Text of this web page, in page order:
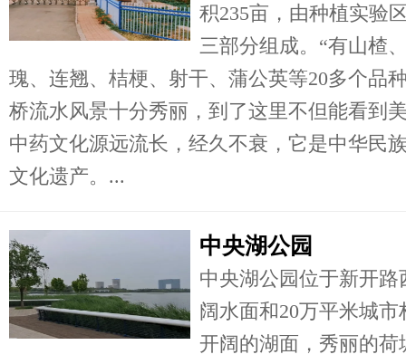
积235亩，由种植实验
三部分组成。“有山楂
瑰、连翘、桔梗、射干、蒲公英等20多个品
桥流水风景十分秀丽，到了这里不但能看到
中药文化源远流长，经久不衰，它是中华民
文化遗产。...
中央湖公园
中央湖公园位于新开
阔水面和20万平米城
开阔的湖面，秀丽的